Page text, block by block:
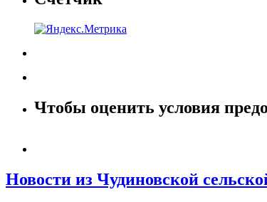
Чтобы оценить условия
Новости из Чудиновской